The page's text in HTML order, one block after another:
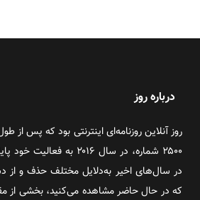
درباره روز
۲۵۰۰ شماره، در سال ۲۰۱۶
در سال‌های اخیر به‌دلایل مختلف حذف و
که در حال حاضر مشاهده می‌کنید، بخشی از